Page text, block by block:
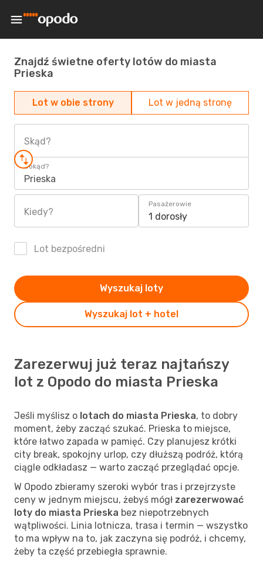
Znajdź świetne oferty lotów do miasta
Prieska
Lot w obie strony Lot w jedną stronę
Skąd?
Dokąd?
Prieska
Kiedy?
Pasażerowie
1 dorosły
Lot bezpośredni
Wyszukaj lot + hotel
Wyszukaj loty
Zarezerwuj już teraz najtańszy
lot z Opodo do miasta Prieska
Jeśli myślisz o lotach do miasta Prieska, to dobry
moment, żeby zacząć szukać. Prieska to miejsce,
które łatwo zapada w pamięć. Czy planujesz krótki
city break, spokojny urlop, czy dłuższą podróż, którą
ciągle odkładasz — warto zacząć przeglądać opcje.
W Opodo zbieramy szeroki wybór tras i przejrzyste
ceny w jednym miejscu, żebyś mógł zarezerwować
loty do miasta Prieska bez niepotrzebnych
wątpliwości. Linia lotnicza, trasa i termin — wszystko
to ma wpływ na to, jak zaczyna się podróż, i chcemy,
żeby ta część przebiegła sprawnie.